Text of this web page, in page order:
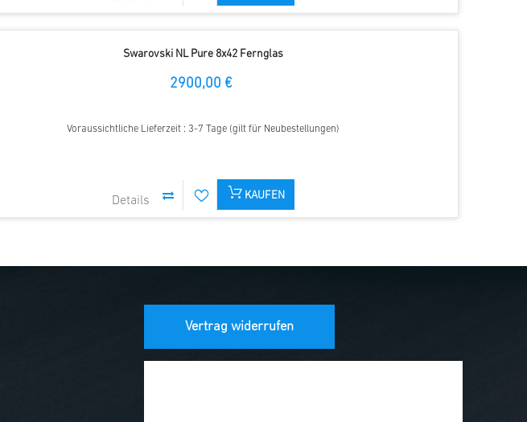
Swarovski NL Pure 8x42 Fernglas
2900,00 €
Voraussichtliche Lieferzeit : 3-7 Tage (gilt für Neubestellungen)
KAUFEN
Vertrag widerrufen